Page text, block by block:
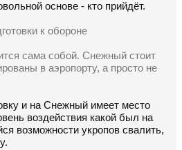
основе - кто прийдёт.
к обороне
сама собой. Снежный стоит
в аэропорту, а просто не
и на Снежный имеет место
воздействия какой был на
возможности укропов свалить,